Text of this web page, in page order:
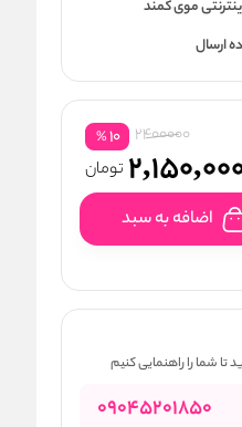
موی کمند
ارسال
2400000
10
%
تومان
اضافه به سبد
تا شما را راهنمایی کنیم
09045201850